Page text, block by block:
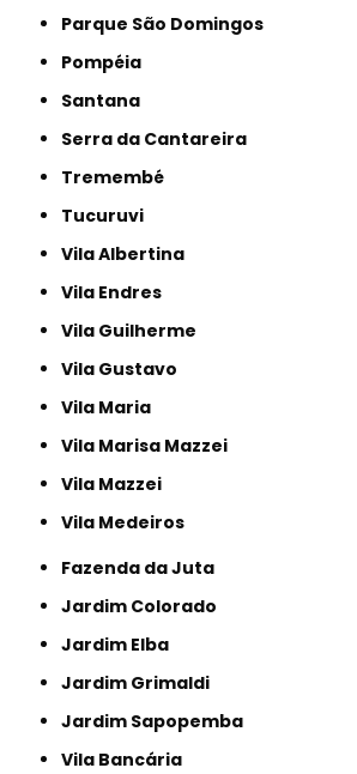
Parque São Domingos
Pompéia
Santana
Serra da Cantareira
Tremembé
Tucuruvi
Vila Albertina
Vila Endres
Vila Guilherme
Vila Gustavo
Vila Maria
Vila Marisa Mazzei
Vila Mazzei
Vila Medeiros
Fazenda da Juta
Jardim Colorado
Jardim Elba
Jardim Grimaldi
Jardim Sapopemba
Vila Bancária